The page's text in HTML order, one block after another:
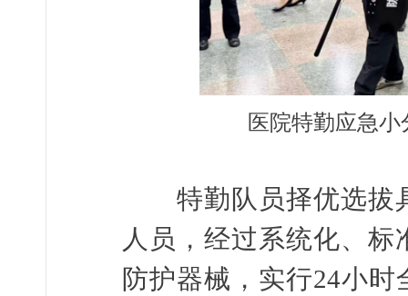
医院特勤应急
特勤队员择优选拔
人员，经过系统化、
防护器械，实行24小